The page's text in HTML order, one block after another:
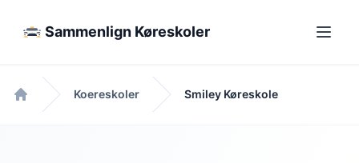
Sammenlign Køreskoler
Forside
Koereskoler Smiley Køreskole